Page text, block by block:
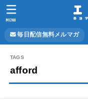
毎日配信無料メルマガ
MENU
afford